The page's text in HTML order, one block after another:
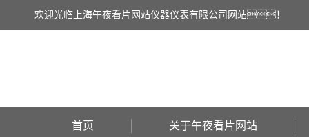
欢迎光临上海午夜看片网站仪器仪表有限公司网站！
首页 关于午夜看片网站